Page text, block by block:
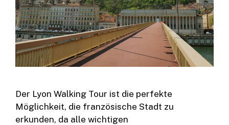
Der Lyon Walking Tour ist die perfekte
Möglichkeit, die französische Stadt zu
erkunden, da alle wichtigen